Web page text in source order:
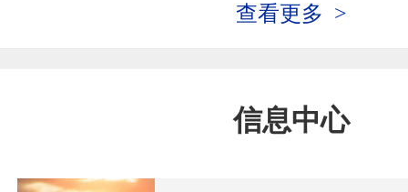
查看更多 >
信息中心